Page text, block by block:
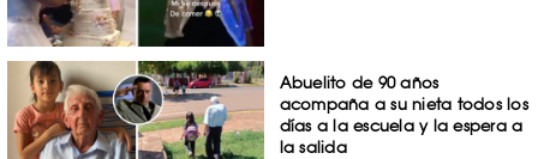
Abuelito de 90 años
acompaña a su nieta todos los
días a la escuela y la espera a
la salida